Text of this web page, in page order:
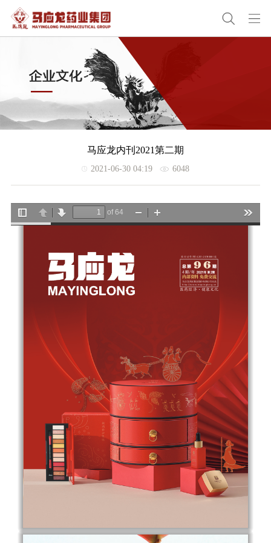
马应龙内刊2021第二期
2021-06-30 04:19 6048